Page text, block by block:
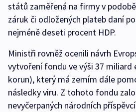
států zaměřená na firmy v
záruk či odložených plateb daní
nejméně deseti procent HDP.
Ministři rovněž ocenili návrh
vytvoření fondu ve výši 37 miliard
korun), který má zemím dále
následky viru. Z tohoto fondu
nevyčerpaných národních